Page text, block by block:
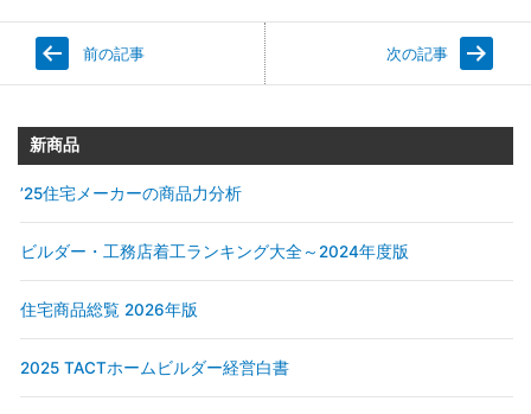
前の記事 次の記事
新商品
’25住宅メーカーの商品力分析
ビルダー・工務店着工ランキング大全～2024年度版
住宅商品総覧 2026年版
2025 TACTホームビルダー経営白書